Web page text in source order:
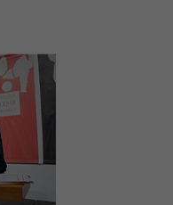
desaparecerán
de la web.